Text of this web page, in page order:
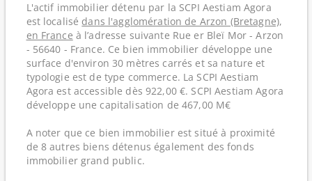
L'actif immobilier détenu par la SCPI Aestiam Agora
est localisé dans l'agglomération de Arzon (Bretagne),
en France à l’adresse suivante Rue er Bleï Mor - Arzon
- 56640 - France. Ce bien immobilier développe une
surface d'environ 30 mètres carrés et sa nature et
typologie est de type commerce. La SCPI Aestiam
Agora est accessible dès 922,00 €. SCPI Aestiam Agora
développe une capitalisation de 467,00 M€
A noter que ce bien immobilier est situé à proximité
de 8 autres biens détenus également des fonds
immobilier grand public.